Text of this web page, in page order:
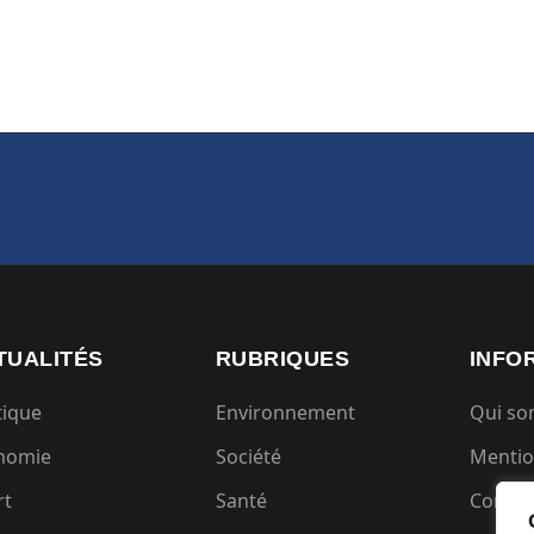
RUBRIQUES
Environnement
Société
Santé
Qui